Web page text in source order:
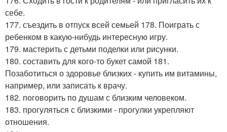
себе.
177. съездить в отпуск всей семьей 178. Поиграть с
ребенком в какую-нибудь интересную игру.
179. мастерить с детьми поделки или рисунки.
180. составить для кого-то букет самой 181.
Позаботиться о здоровье близких - купить им витамины,
например, или записать к врачу.
182. поговорить по душам с близким человеком.
183. прогуляться с близкими - прогулки укрепляют
отношения.